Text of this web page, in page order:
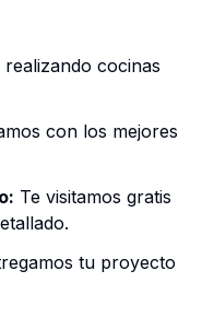
realizando cocinas
con los mejores
Te visitamos gratis
tu proyecto